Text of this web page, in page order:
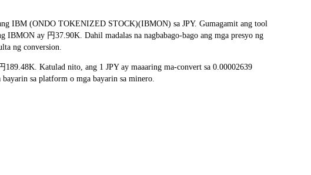
IBM (ONDO TOKENIZED STOCK)(IBMON) sa JPY. Gumagamit ang tool
IBMON ay 円37.90K. Dahil madalas na nagbabago-bago ang mga presyo ng
ng conversion.
Katulad nito, ang 1 JPY ay maaaring ma-convert sa 0.00002639
sa platform o mga bayarin sa minero.